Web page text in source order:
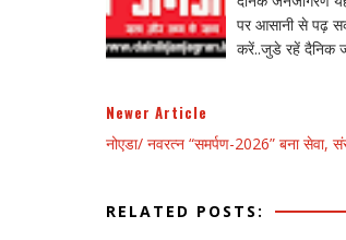
पर आसानी से पढ़
करें..जुडे रहें दैनिक
Newer Article
नोएडा/ नवरत्न “समर्पण-2026” बना सेवा,
RELATED POSTS: